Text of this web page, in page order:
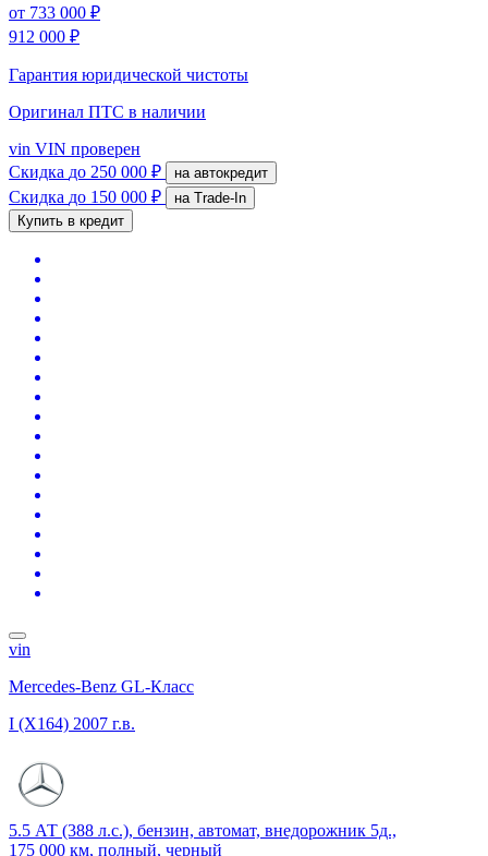
от 733 000 ₽
912 000 ₽
Гарантия юридической чистоты
Оригинал ПТС в наличии
vin VIN проверен
Скидка до 250 000 ₽ на автокредит
Скидка до 150 000 ₽
на Trade-In
Купить в кредит
vin
Mercedes-Benz GL-Класс
I (X164) 2007 г.в.
5.5 АТ (388 л.с.), бензин, автомат, внедорожник 5д.,
175 000 км, полный, черный